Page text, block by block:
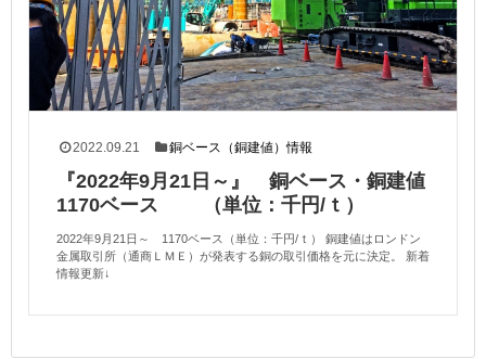
2022.09.21 銅ベース（銅建値）情報
『2022年9月21日～』 銅ベース・銅建値
1170ベース （単位：千円/ｔ）
2022年9月21日～ 1170ベース（単位：千円/ｔ） 銅建値はロンドン
金属取引所（通商ＬＭＥ）が発表する銅の取引価格を元に決定。 新着
情報更新↓